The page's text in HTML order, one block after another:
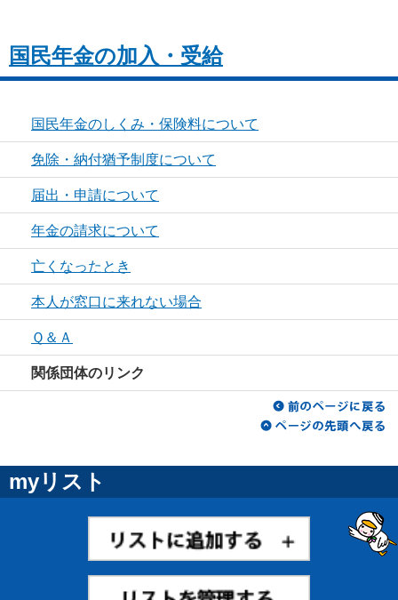
国民年金の加入・受給
国民年金のしくみ・保険料について
免除・納付猶予制度について
届出・申請について
年金の請求について
亡くなったとき
本人が窓口に来れない場合
Ｑ＆Ａ
関係団体のリンク
myリスト